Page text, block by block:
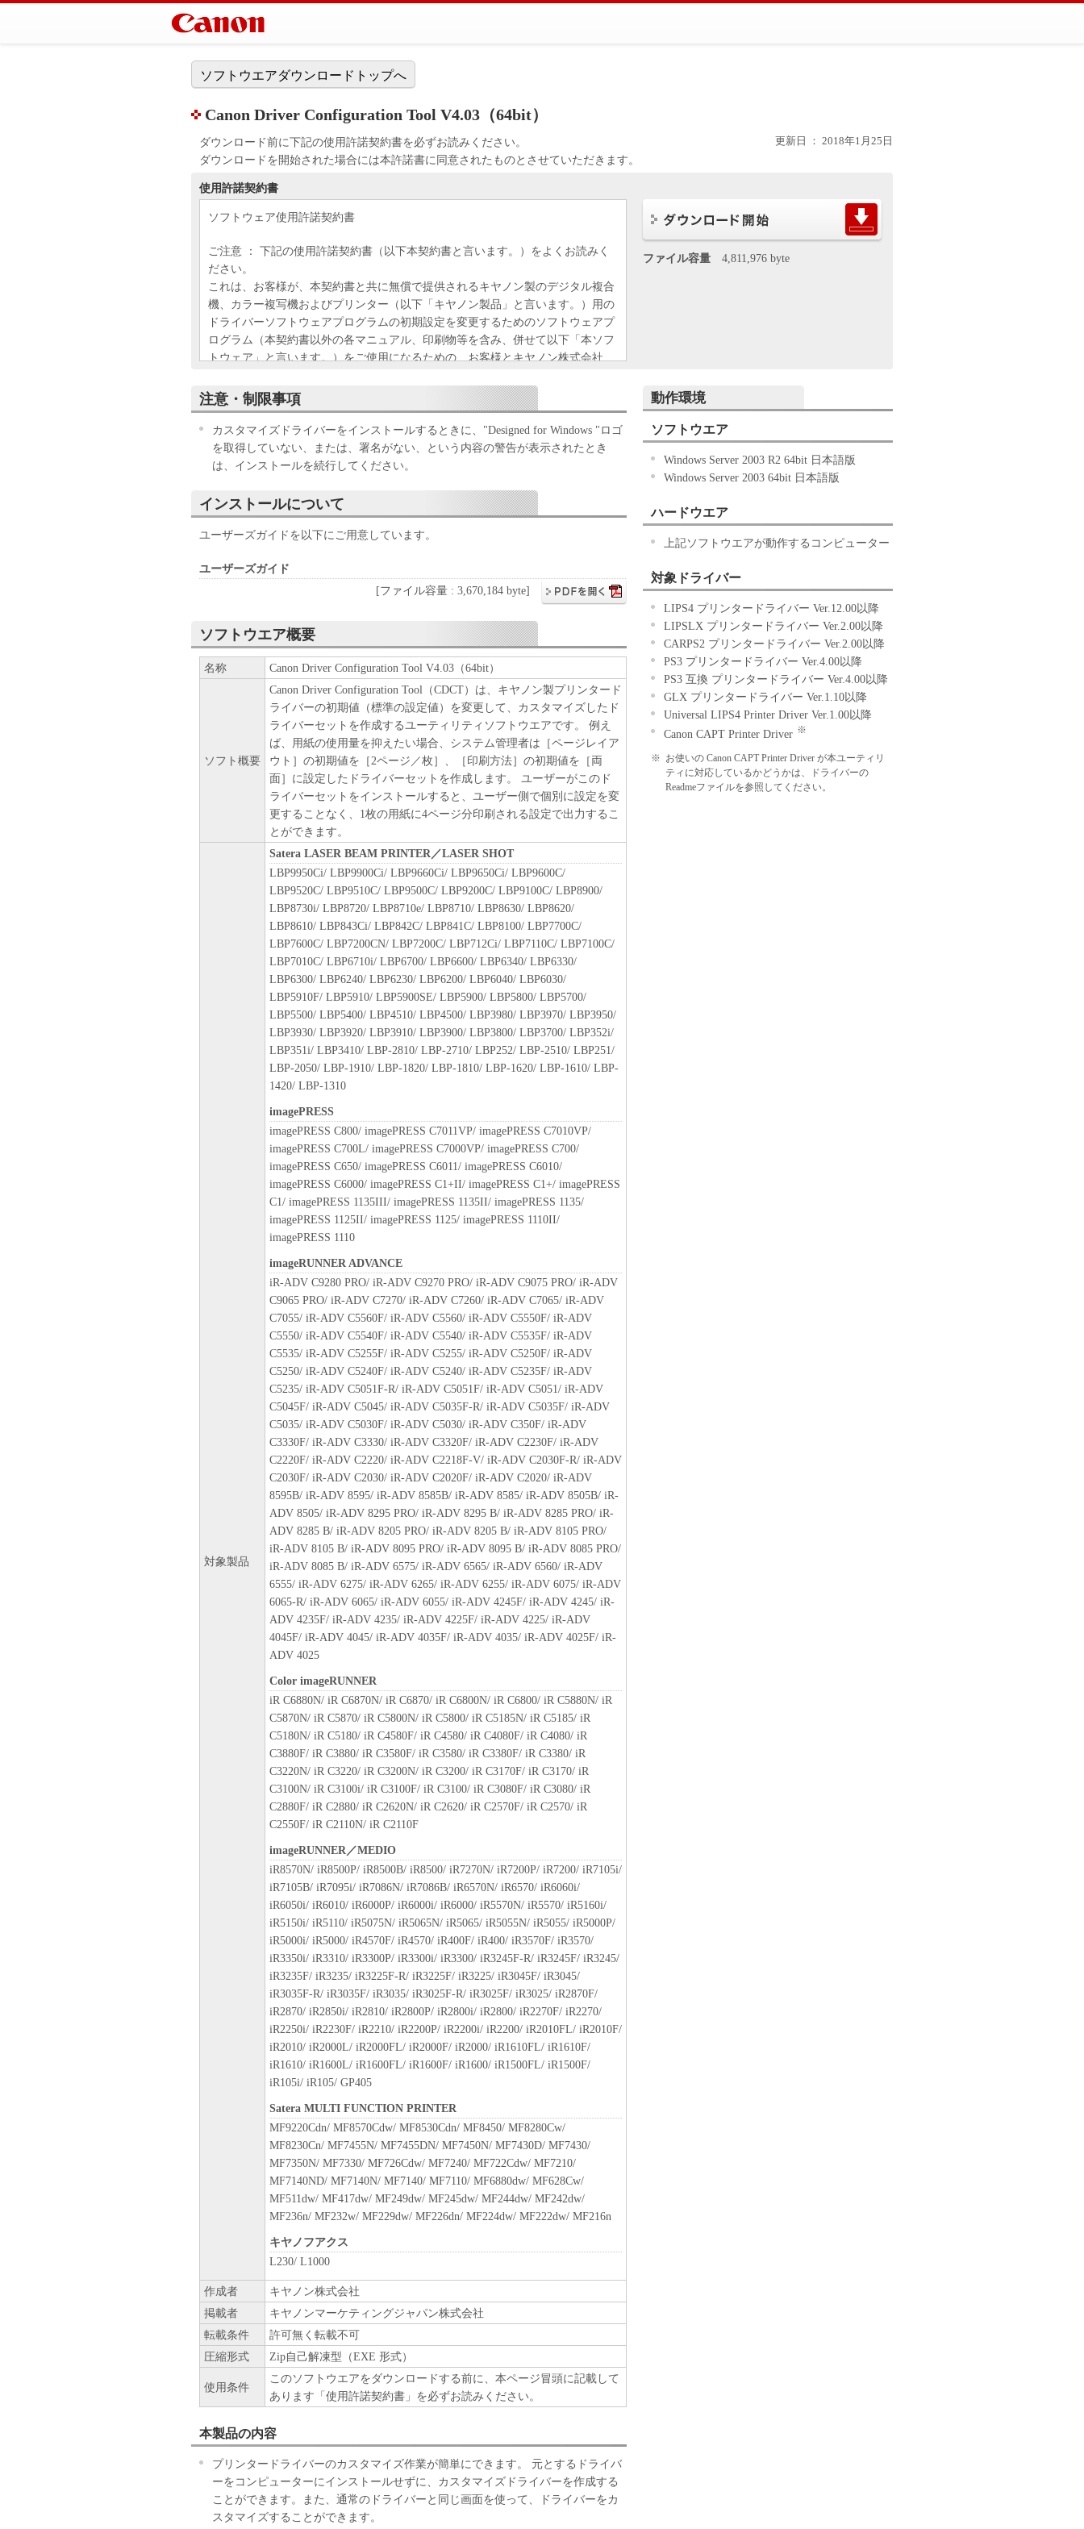
ソフトウエアダウンロードトップへ
Canon Driver Configuration Tool V4.03（64bit）
ダウンロード前に下記の使用許諾契約書を必ずお読みください。
ダウンロードを開始された場合には本許諾書に同意されたものとさせていただきます。
更新日 ： 2018年1月25日
使用許諾契約書
ソフトウェア使用許諾契約書
ご注意 ： 下記の使用許諾契約書（以下本契約書と言います。）をよくお読みく
ださい。
これは、お客様が、本契約書と共に無償で提供されるキヤノン製のデジタル複合
機、カラー複写機およびプリンター（以下「キヤノン製品」と言います。）用の
ドライバーソフトウェアプログラムの初期設定を変更するためのソフトウェアプ
ログラム（本契約書以外の各マニュアル、印刷物等を含み、併せて以下「本ソフ
トウェア」と言います。）をご使用になるための、お客様とキヤノン株式会社
お客様は、『同意』を示す下記のボタンをクリックした時点、または「本ソフト
ウェア」の使用のいずれかをもって、本契約書に同意したことになります。
お客様が本契約書に同意できない場合、「本ソフトウェア」を使用することはで
きません。
１．許諾
(1) キヤノンは、お客様が「キヤノン製品」用のドライバーソフトウェアプログ
ラムの初期設定を変更する目的のために、「キヤノン製品」に直接またはネット
す。）において、「本ソフトウェア」を使用（本契約書においては、「本ソフト
ウェア」をコンピューターの記憶媒体上にインストールすること、またはコンピ
ューターにおいて表示すること、アクセスすること、もしくは実行することのい
ずれも含むものとします。）するための非独占的権利をお客様に対して許諾しま
す。お客様は、また「指定機器」にネットワークを通じて接続されたコンピュー
ター上で、かかるコンピューターの使用者に対して「本ソフトウェア」を使用さ
せることができますが、かかるコンピューターの使用者に本契約書上の義務およ
び条件を遵守させるとともに、その履行に関し全責任を負うことを条件としま
(2) お客様は、上記(1)に基づいて「本ソフトウェア」を使用するためのバックア
ップとして、「本ソフトウェア」を１部、複製することができます。
(3) 上記(1)および(2)に定める場合を除き、キヤノンまたはキヤノンのライセンサ
ーのいかなる知的財産権も、明示たると黙示たるとを問わず、本契約書によって
お客様に譲渡あるいは許諾されるものではありません。
(1) お客様は、再使用許諾、譲渡、販売、頒布、リースもしくは貸与その他の方
法により、第三者に「本ソフトウェア」を使用させることはできません。
(2) お客様は、「本ソフトウェア」の全部または一部を修正、改変、逆コンパイ
ル、逆アセンブル、その他リバースエンジニアリング等することはできません。
また第三者にこのような行為をさせてはなりません。
「本ソフトウェア」に係る権原および所有権は、その内容によりキヤノンまたは
キヤノンのライセンサーに帰属します。
お客様は、日本国政府または関連する外国政府より必要な許可等を得ることなし
に、「本ソフトウェア」の全部または一部を、直接または間接に輸出してはなり
６．サポートおよびアップデート
キヤノン、キヤノンの子会社、関係会社、それらの販売代理店および販売店、並
びにキヤノンのライセンサーは、お客様による許諾ソフトウェアの使用を支援す
ること、および許諾ソフトウェアに対してアップデート、バグの修正あるいはサ
７．保証の否認・免責
(1) 「本ソフトウェア」は、『現状のまま』の状態で使用許諾されます。キヤノ
ン、キヤノンの子会社、キヤノンの関連会社、それらの販売代理店または販売店
のいずれも、「本ソフトウェア」に関して、商品性および特定の目的への適合性
の保証を含め、いかなる保証も、明示たると黙示たるとを問わず一切しないもの
(2) キヤノン、キヤノンの子会社、キヤノンの関連会社、それらの販売代理店ま
たは販売店のいずれも、「本ソフトウェア」の使用または使用不能から生ずるい
かなる損害（逸失利益およびその他の派生的または付随的な損害を含むがこれら
に限定されない全ての損害を言います。）について、適用法で認められる限り、
一切の責任を負わないものとします。たとえ、キヤノン、キヤノンの子会社、キ
ヤノンの関連会社、それらの販売代理店または販売店がかかる損害の可能性につ
いて知らされていた場合でも同様です。
(3) キヤノン、キヤノンの子会社、キヤノンの関連会社、それらの販売代理店ま
たは販売店のいずれも、「本ソフトウェア」、または「本ソフトウェア」の使用
に起因または関連してお客様と第三者との間に生じたいかなる紛争についても、
一切責任を負わないものとします。
お客様は、「本ソフトウェア」を使用して初期設定が変更された「キヤノン製
品」用のドライバーソフトウェアプログラムをインストールする際にオペレーテ
ィングシステムとの互換性に関する警告ウィンドウが表示されることを承諾する
９．契約期間
(1) 本契約書は、お客様が、『同意』を示す下記のボタンをクリックした時点、
または「本ソフトウェア」を使用した時点で発効し、下記(2)または(3)により終
了されるまで有効に存続します。
(2) お客様は、「本ソフトウェア」およびその複製物のすべてを廃棄および消去
することにより、本契約書を終了させることができます。
(3) お客様が本契約書のいずれかの条項に違反した場合、本契約書は直ちに終了
(4) お客様は、上記(3)によって本契約書が終了した場合、速やかに、「本ソフト
ウェア」およびその複製物のすべてを廃棄または消去するものとします。
(5) 上記にかかわらず、本契約書第2条、第4条から第7条まで、第8条第4項および
第10条の規定は、本契約書の終了後も効力を有します。
10．U.S. GOVERNMENT RESTRICTED RIGHTS NOTICE
“米国政府エンドユーザー”とは、米国政府の機関また団体を意味します。もしお
客様が米国政府エンドユーザーである場合、以下の規定が適用されます ： The
SOFTWARE is a "commercial item," as that term is defined at 48 C.F.R. 2.101 (Oct
1995), consisting of "commercial computer software" and "commercial computer
software documentation," as such terms are used in 48 C.F.R. 12.212 (Sept 1995).
Consistent with 48 C.F.R. 12.212 and 48 C.F.R. 227.7202-1 through 227.7202-4 (June
1995), all U.S. Government End Users shall acquire the SOFTWARE with only those
rights set forth herein. Manufacturer is Canon Inc./30-2, Shimomaruko 3-chome, Ohta-
本条項中で使用される"the SOFTWARE"とは、本契約書中で定義される「本ソフ
トウェア」を意味し、指し示すものとします。
11．分離可能性
本契約書のいずれかの条項またはその一部が法律により無効であると決定された
場合でも、その他の条項は完全に有効に存続するものとします。
キヤノン株式会社
No.021110
ファイル容量 4,811,976 byte
注意・制限事項
カスタマイズドライバーをインストールするときに、"Designed for Windows "ロゴ
を取得していない、または、署名がない、という内容の警告が表示されたとき
は、インストールを続行してください。
インストールについて
ユーザーズガイドを以下にご用意しています。
ユーザーズガイド
[ファイル容量 : 3,670,184 byte]
ソフトウエア概要
名称 Canon Driver Configuration Tool V4.03（64bit）
ソフト概要
Canon Driver Configuration Tool（CDCT）は、キヤノン製プリンタード
ライバーの初期値（標準の設定値）を変更して、カスタマイズしたド
ライバーセットを作成するユーティリティソフトウエアです。 例え
ば、用紙の使用量を抑えたい場合、システム管理者は［ページレイア
ウト］の初期値を［2ページ／枚］、［印刷方法］の初期値を［両
面］に設定したドライバーセットを作成します。 ユーザーがこのド
ライバーセットをインストールすると、ユーザー側で個別に設定を変
更することなく、1枚の用紙に4ページ分印刷される設定で出力するこ
とができます。
対象製品
Satera LASER BEAM PRINTER／LASER SHOT
LBP9950Ci/ LBP9900Ci/ LBP9660Ci/ LBP9650Ci/ LBP9600C/
LBP9520C/ LBP9510C/ LBP9500C/ LBP9200C/ LBP9100C/ LBP8900/
LBP8730i/ LBP8720/ LBP8710e/ LBP8710/ LBP8630/ LBP8620/
LBP8610/ LBP843Ci/ LBP842C/ LBP841C/ LBP8100/ LBP7700C/
LBP7600C/ LBP7200CN/ LBP7200C/ LBP712Ci/ LBP7110C/ LBP7100C/
LBP7010C/ LBP6710i/ LBP6700/ LBP6600/ LBP6340/ LBP6330/
LBP6300/ LBP6240/ LBP6230/ LBP6200/ LBP6040/ LBP6030/
LBP5910F/ LBP5910/ LBP5900SE/ LBP5900/ LBP5800/ LBP5700/
LBP5500/ LBP5400/ LBP4510/ LBP4500/ LBP3980/ LBP3970/ LBP3950/
LBP3930/ LBP3920/ LBP3910/ LBP3900/ LBP3800/ LBP3700/ LBP352i/
LBP351i/ LBP3410/ LBP-2810/ LBP-2710/ LBP252/ LBP-2510/ LBP251/
LBP-2050/ LBP-1910/ LBP-1820/ LBP-1810/ LBP-1620/ LBP-1610/ LBP-
1420/ LBP-1310
imagePRESS
imagePRESS C800/ imagePRESS C7011VP/ imagePRESS C7010VP/
imagePRESS C700L/ imagePRESS C7000VP/ imagePRESS C700/
imagePRESS C650/ imagePRESS C6011/ imagePRESS C6010/
imagePRESS C6000/ imagePRESS C1+II/ imagePRESS C1+/ imagePRESS
C1/ imagePRESS 1135III/ imagePRESS 1135II/ imagePRESS 1135/
imagePRESS 1125II/ imagePRESS 1125/ imagePRESS 1110II/
imagePRESS 1110
imageRUNNER ADVANCE
iR-ADV C9280 PRO/ iR-ADV C9270 PRO/ iR-ADV C9075 PRO/ iR-ADV
C9065 PRO/ iR-ADV C7270/ iR-ADV C7260/ iR-ADV C7065/ iR-ADV
C7055/ iR-ADV C5560F/ iR-ADV C5560/ iR-ADV C5550F/ iR-ADV
C5550/ iR-ADV C5540F/ iR-ADV C5540/ iR-ADV C5535F/ iR-ADV
C5535/ iR-ADV C5255F/ iR-ADV C5255/ iR-ADV C5250F/ iR-ADV
C5250/ iR-ADV C5240F/ iR-ADV C5240/ iR-ADV C5235F/ iR-ADV
C5235/ iR-ADV C5051F-R/ iR-ADV C5051F/ iR-ADV C5051/ iR-ADV
C5045F/ iR-ADV C5045/ iR-ADV C5035F-R/ iR-ADV C5035F/ iR-ADV
C5035/ iR-ADV C5030F/ iR-ADV C5030/ iR-ADV C350F/ iR-ADV
C3330F/ iR-ADV C3330/ iR-ADV C3320F/ iR-ADV C2230F/ iR-ADV
C2220F/ iR-ADV C2220/ iR-ADV C2218F-V/ iR-ADV C2030F-R/ iR-ADV
C2030F/ iR-ADV C2030/ iR-ADV C2020F/ iR-ADV C2020/ iR-ADV
8595B/ iR-ADV 8595/ iR-ADV 8585B/ iR-ADV 8585/ iR-ADV 8505B/ iR-
ADV 8505/ iR-ADV 8295 PRO/ iR-ADV 8295 B/ iR-ADV 8285 PRO/ iR-
ADV 8285 B/ iR-ADV 8205 PRO/ iR-ADV 8205 B/ iR-ADV 8105 PRO/
iR-ADV 8105 B/ iR-ADV 8095 PRO/ iR-ADV 8095 B/ iR-ADV 8085 PRO/
iR-ADV 8085 B/ iR-ADV 6575/ iR-ADV 6565/ iR-ADV 6560/ iR-ADV
6555/ iR-ADV 6275/ iR-ADV 6265/ iR-ADV 6255/ iR-ADV 6075/ iR-ADV
6065-R/ iR-ADV 6065/ iR-ADV 6055/ iR-ADV 4245F/ iR-ADV 4245/ iR-
ADV 4235F/ iR-ADV 4235/ iR-ADV 4225F/ iR-ADV 4225/ iR-ADV
4045F/ iR-ADV 4045/ iR-ADV 4035F/ iR-ADV 4035/ iR-ADV 4025F/ iR-
ADV 4025
Color imageRUNNER
iR C6880N/ iR C6870N/ iR C6870/ iR C6800N/ iR C6800/ iR C5880N/ iR
C5870N/ iR C5870/ iR C5800N/ iR C5800/ iR C5185N/ iR C5185/ iR
C5180N/ iR C5180/ iR C4580F/ iR C4580/ iR C4080F/ iR C4080/ iR
C3880F/ iR C3880/ iR C3580F/ iR C3580/ iR C3380F/ iR C3380/ iR
C3220N/ iR C3220/ iR C3200N/ iR C3200/ iR C3170F/ iR C3170/ iR
C3100N/ iR C3100i/ iR C3100F/ iR C3100/ iR C3080F/ iR C3080/ iR
C2880F/ iR C2880/ iR C2620N/ iR C2620/ iR C2570F/ iR C2570/ iR
C2550F/ iR C2110N/ iR C2110F
imageRUNNER／MEDIO
iR8570N/ iR8500P/ iR8500B/ iR8500/ iR7270N/ iR7200P/ iR7200/ iR7105i/
iR7105B/ iR7095i/ iR7086N/ iR7086B/ iR6570N/ iR6570/ iR6060i/
iR6050i/ iR6010/ iR6000P/ iR6000i/ iR6000/ iR5570N/ iR5570/ iR5160i/
iR5150i/ iR5110/ iR5075N/ iR5065N/ iR5065/ iR5055N/ iR5055/ iR5000P/
iR5000i/ iR5000/ iR4570F/ iR4570/ iR400F/ iR400/ iR3570F/ iR3570/
iR3350i/ iR3310/ iR3300P/ iR3300i/ iR3300/ iR3245F-R/ iR3245F/ iR3245/
iR3235F/ iR3235/ iR3225F-R/ iR3225F/ iR3225/ iR3045F/ iR3045/
iR3035F-R/ iR3035F/ iR3035/ iR3025F-R/ iR3025F/ iR3025/ iR2870F/
iR2870/ iR2850i/ iR2810/ iR2800P/ iR2800i/ iR2800/ iR2270F/ iR2270/
iR2250i/ iR2230F/ iR2210/ iR2200P/ iR2200i/ iR2200/ iR2010FL/ iR2010F/
iR2010/ iR2000L/ iR2000FL/ iR2000F/ iR2000/ iR1610FL/ iR1610F/
iR1610/ iR1600L/ iR1600FL/ iR1600F/ iR1600/ iR1500FL/ iR1500F/
iR105i/ iR105/ GP405
Satera MULTI FUNCTION PRINTER
MF9220Cdn/ MF8570Cdw/ MF8530Cdn/ MF8450/ MF8280Cw/
MF8230Cn/ MF7455N/ MF7455DN/ MF7450N/ MF7430D/ MF7430/
MF7350N/ MF7330/ MF726Cdw/ MF7240/ MF722Cdw/ MF7210/
MF7140ND/ MF7140N/ MF7140/ MF7110/ MF6880dw/ MF628Cw/
MF511dw/ MF417dw/ MF249dw/ MF245dw/ MF244dw/ MF242dw/
MF236n/ MF232w/ MF229dw/ MF226dn/ MF224dw/ MF222dw/ MF216n
キヤノフアクス
L230/ L1000
作成者
キヤノン株式会社
掲載者
キヤノンマーケティングジャパン株式会社
転載条件
許可無く転載不可
圧縮形式
Zip自己解凍型（EXE 形式）
使用条件
このソフトウエアをダウンロードする前に、本ページ冒頭に記載して
あります「使用許諾契約書」を必ずお読みください。
本製品の内容
プリンタードライバーのカスタマイズ作業が簡単にできます。 元とするドライバ
ーをコンピューターにインストールせずに、カスタマイズドライバーを作成する
ことができます。また、通常のドライバーと同じ画面を使って、ドライバーをカ
スタマイズすることができます。
動作環境
ソフトウエア
Windows Server 2003 R2 64bit 日本語版
Windows Server 2003 64bit 日本語版
ハードウエア
上記ソフトウエアが動作するコンピューター
対象ドライバー
LIPS4 プリンタードライバー Ver.12.00以降
LIPSLX プリンタードライバー Ver.2.00以降
CARPS2 プリンタードライバー Ver.2.00以降
PS3 プリンタードライバー Ver.4.00以降
PS3 互換 プリンタードライバー Ver.4.00以降
GLX プリンタードライバー Ver.1.10以降
Universal LIPS4 Printer Driver Ver.1.00以降
Canon CAPT Printer Driver ※
※ お使いの Canon CAPT Printer Driver が本ユーティリ
ティに対応しているかどうかは、ドライバーの
Readmeファイルを参照してください。